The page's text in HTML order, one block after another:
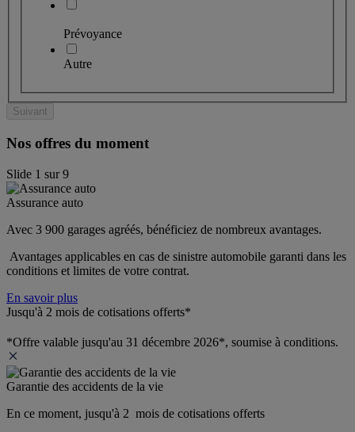
Prévoyance
Autre
Suivant
Nos offres du moment
Slide 1 sur9
Assurance auto
Avec 3 900 garages agréés, bénéficiez de nombreux avantages.
Avantages applicables en cas de sinistre automobile garanti dans les
conditions et limites de votre contrat.
En savoir plus
Jusqu'à 2 mois de cotisations offerts*
*Offre valable jusqu'au 31 décembre 2026*, soumise à conditions.
Garantie des accidents de la vie
En ce moment, jusqu'à 2  mois de cotisations offerts